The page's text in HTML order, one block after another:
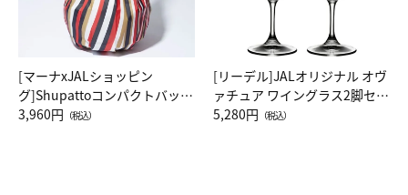
[マーナxJALショッピン
グ]Shupattoコンパクトバッグ
Drop JAL客室乗務員（LC）ス
3,960円 （税込）
[リーデル]JALオリジナル オヴ
ァチュア ワイングラス2脚セッ
ト（レッドワイン）
5,280円 （税込）